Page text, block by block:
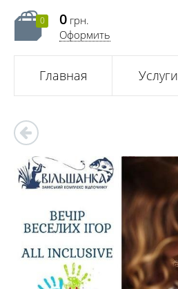
0 0 грн.
Оформить
Главная Услуги